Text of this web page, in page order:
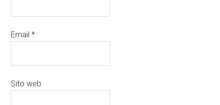
Email*
Sito web